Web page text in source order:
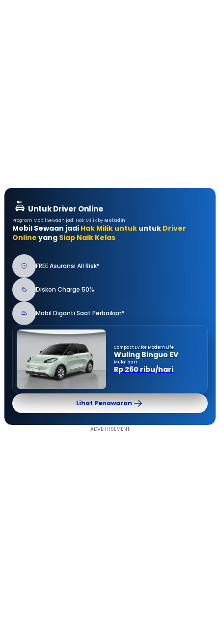
Untuk Driver Online
Program Mobil Sewaan jadi Hak Milik by Moladin
Mobil Sewaan jadi Hak Milik untuk untuk Driver
Online yang Siap Naik Kelas
FREE Asuransi All Risk*
Diskon Charge 50%
Mobil Diganti Saat Perbaikan*
Compact EV for Modern Life
Wuling Binguo EV
Mulai dari
Rp 260 ribu/hari
Lihat Penawaran